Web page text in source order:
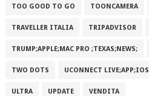
TOO GOOD TO GO TOONCAMERA
TRAVELLER ITALIA TRIPADVISOR
TRUMP;APPLE;MAC PRO ;TEXAS;NEWS;
TWO DOTS UCONNECT LIVE;APP;IOS
ULTRA UPDATE VENDITA